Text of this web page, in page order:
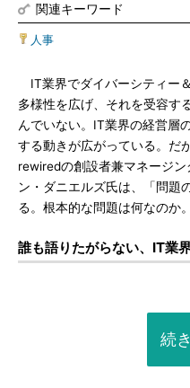
関連キーワード
人事
IT業界でダイバーシティー
多様性を広げ、それを受容す
んでいない。IT業界の経営層
する動きが広がっている。だ
rewiredの創設者兼マネージ
ン・ダニエルズ氏は、「問題
る。根本的な問題は何なのか。
誰も語りたがらない、IT業
続